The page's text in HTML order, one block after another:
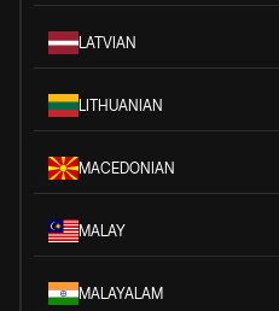
LATVIAN
LITHUANIAN
MACEDONIAN
MALAY
MALAYALAM